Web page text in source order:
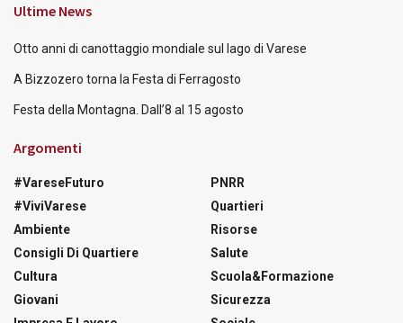
Ultime News
Otto anni di canottaggio mondiale sul lago di Varese
A Bizzozero torna la Festa di Ferragosto
Festa della Montagna. Dall’8 al 15 agosto
Argomenti
#VareseFuturo
#ViviVarese
Ambiente
Consigli Di Quartiere
Cultura
Giovani
PNRR
Quartieri
Risorse
Salute
Scuola&Formazione
Sicurezza